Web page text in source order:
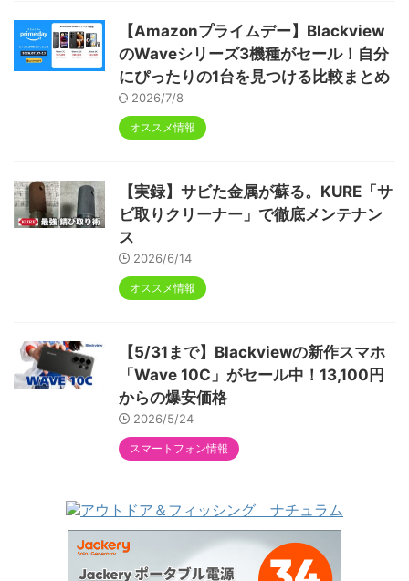
【Amazonプライムデー】Blackview
のWaveシリーズ3機種がセール！自分
にぴったりの1台を見つける比較まとめ
2026/7/8
オススメ情報
【実録】サビた金属が蘇る。KURE「サ
ビ取りクリーナー」で徹底メンテナン
ス
2026/6/14
オススメ情報
【5/31まで】Blackviewの新作スマホ
「Wave 10C」がセール中！13,100円
からの爆安価格
2026/5/24
スマートフォン情報